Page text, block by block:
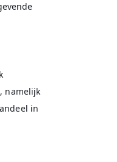
namelijk
in